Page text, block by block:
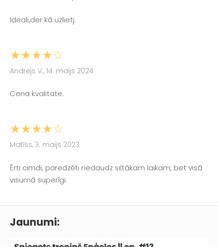
Jaunumi:
Ideali,der kā uzlietj.
★★★★☆
Andrejs V., 14. maijs 2024
Cena kvalitate.
★★★★☆
Matīss, 3. maijs 2023
Ērti cimdi, paredzēti nedaudz siltākam laikam, bet visā
visumā superīgi.